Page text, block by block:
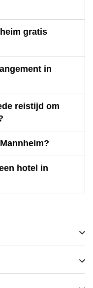
gratis
in
reistijd om
hotel in